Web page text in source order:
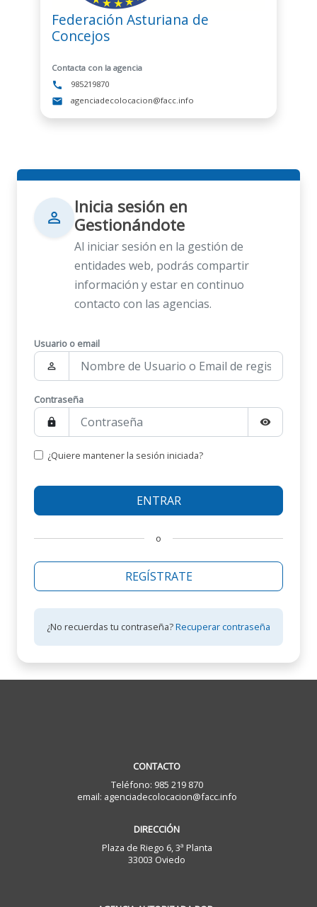
Federación Asturiana de
Concejos
Contacta con la agencia
call 985219870
mail agenciadecolocacion@facc.info
person_outline
Inicia sesión en
Gestionándote
Al iniciar sesión en la gestión de
entidades web, podrás compartir
información y estar en continuo
contacto con las agencias.
Usuario o email
person_outline
Contraseña
lock visibility
¿Quiere mantener la sesión iniciada?
o
REGÍSTRATE
¿No recuerdas tu contraseña?Recuperar contraseña
CONTACTO
Teléfono: 985 219 870
email: agenciadecolocacion@facc.info
DIRECCIÓN
Plaza de Riego 6, 3ª Planta
33003 Oviedo